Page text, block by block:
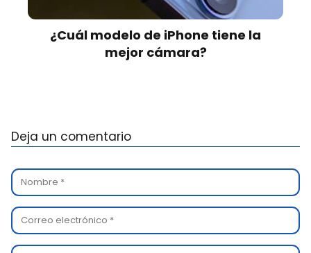
¿Cuál modelo de iPhone tiene la
mejor cámara?
Deja un comentario